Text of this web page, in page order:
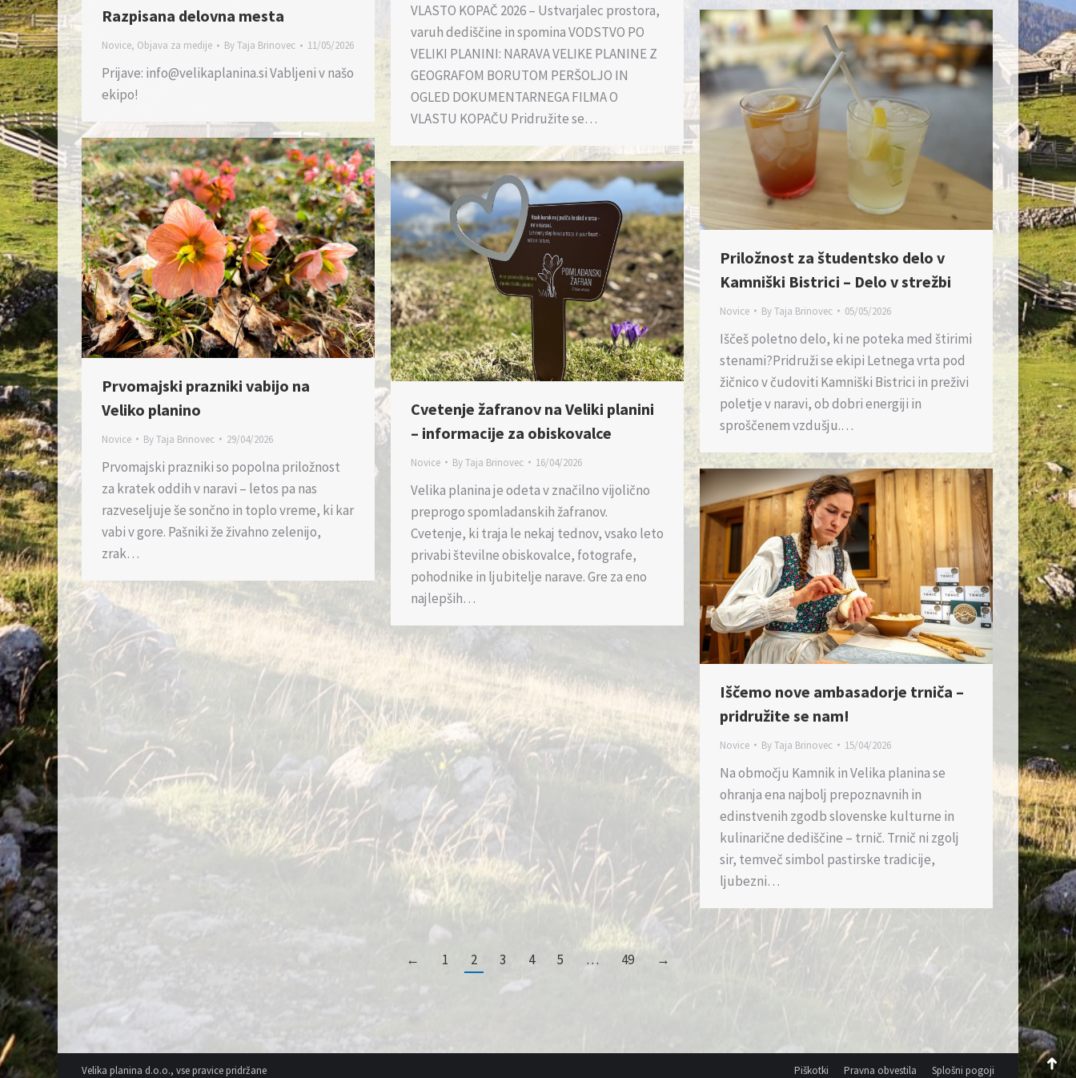
VLASTO KOPAČ 2026 – Ustvarjalec prostora,
varuh dediščine in spomina VODSTVO PO
VELIKI PLANINI: NARAVA VELIKE PLANINE Z
GEOGRAFOM BORUTOM PERŠOLJO IN
OGLED DOKUMENTARNEGA FILMA O
VLASTU KOPAČU Pridružite se…
Razpisana delovna mesta
Novice, Objava za medije ByTaja Brinovec 11/05/2026
Prijave: info@velikaplanina.si Vabljeni v našo
ekipo!
Priložnost za študentsko delo v
Kamniški Bistrici – Delo v strežbi
Novice ByTaja Brinovec 05/05/2026
Iščeš poletno delo, ki ne poteka med štirimi
stenami?Pridruži se ekipi Letnega vrta pod
žičnico v čudoviti Kamniški Bistrici in preživi
poletje v naravi, ob dobri energiji in
sproščenem vzdušju.…
Prvomajski prazniki vabijo na
Veliko planino
Novice ByTaja Brinovec 29/04/2026
Prvomajski prazniki so popolna priložnost
za kratek oddih v naravi – letos pa nas
razveseljuje še sončno in toplo vreme, ki kar
vabi v gore. Pašniki že živahno zelenijo,
zrak…
Cvetenje žafranov na Veliki planini
– informacije za obiskovalce
Novice ByTaja Brinovec 16/04/2026
Velika planina je odeta v značilno vijolično
preprogo spomladanskih žafranov.
Cvetenje, ki traja le nekaj tednov, vsako leto
privabi številne obiskovalce, fotografe,
pohodnike in ljubitelje narave. Gre za eno
najlepših…
Iščemo nove ambasadorje trniča –
pridružite se nam!
Novice ByTaja Brinovec 15/04/2026
Na območju Kamnik in Velika planina se
ohranja ena najbolj prepoznavnih in
edinstvenih zgodb slovenske kulturne in
kulinarične dediščine – trnič. Trnič ni zgolj
sir, temveč simbol pastirske tradicije,
ljubezni…
← 1 2 3 4 5 … 49 →
Velika planina d.o.o., vse pravice pridržane Piškotki Pravna obvestila Splošni pogoji Go